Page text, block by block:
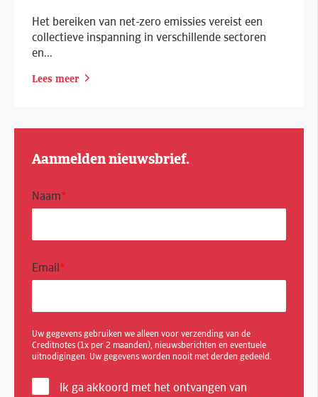
Het bereiken van net-zero emissies vereist een
collectieve inspanning in verschillende sectoren
en...
Lees meer
Aanmelden nieuwsbrief.
Naam*
Email*
Uw gegevens gebruiken we alleen voor verzending van de
Creditnotes (1x per 2 maanden), nieuwsberichten en eventuele
uitnodigingen. Uw gegevens worden nooit met derden gedeeld.
Ik ga akkoord met het ontvangen van